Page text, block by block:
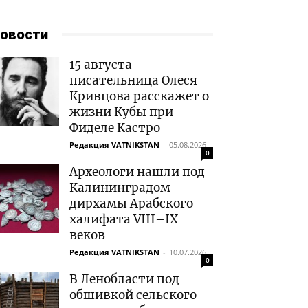
15 августа
писательница Олеся
Кривцова расскажет о
жизни Кубы при
Фиделе Кастро
Редакция VATNIKSTAN - 05.08.2026
0
Археологи нашли под
Калининградом
дирхамы Арабского
халифата VIII–IX
веков
Редакция VATNIKSTAN - 10.07.2026
0
В Ленобласти под
обшивкой сельского